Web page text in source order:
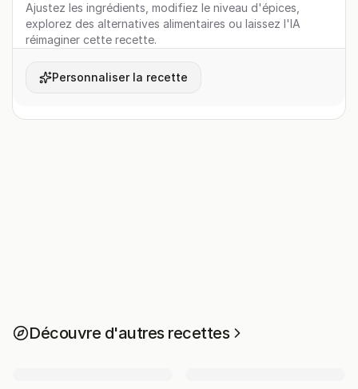
Ajustez les ingrédients, modifiez le niveau d'épices,
explorez des alternatives alimentaires ou laissez l'IA
réimaginer cette recette.
Personnaliser la recette
Découvre d'autres recettes